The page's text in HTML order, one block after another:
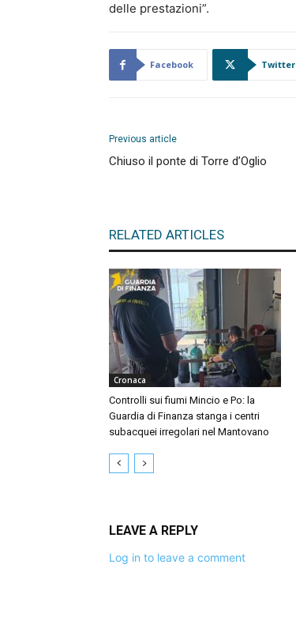
delle prestazioni”.
Facebook Twitter
Previous article
Chiuso il ponte di Torre d’Oglio
RELATED ARTICLES
Cronaca
Controlli sui fiumi Mincio e Po: la
Guardia di Finanza stanga i centri
subacquei irregolari nel Mantovano
LEAVE A REPLY
Log in to leave a comment